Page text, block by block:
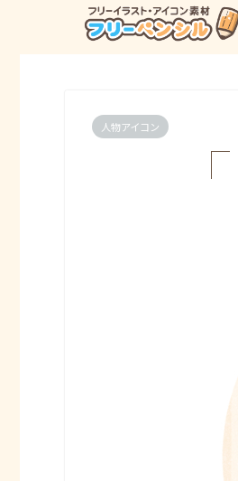
人物アイコン